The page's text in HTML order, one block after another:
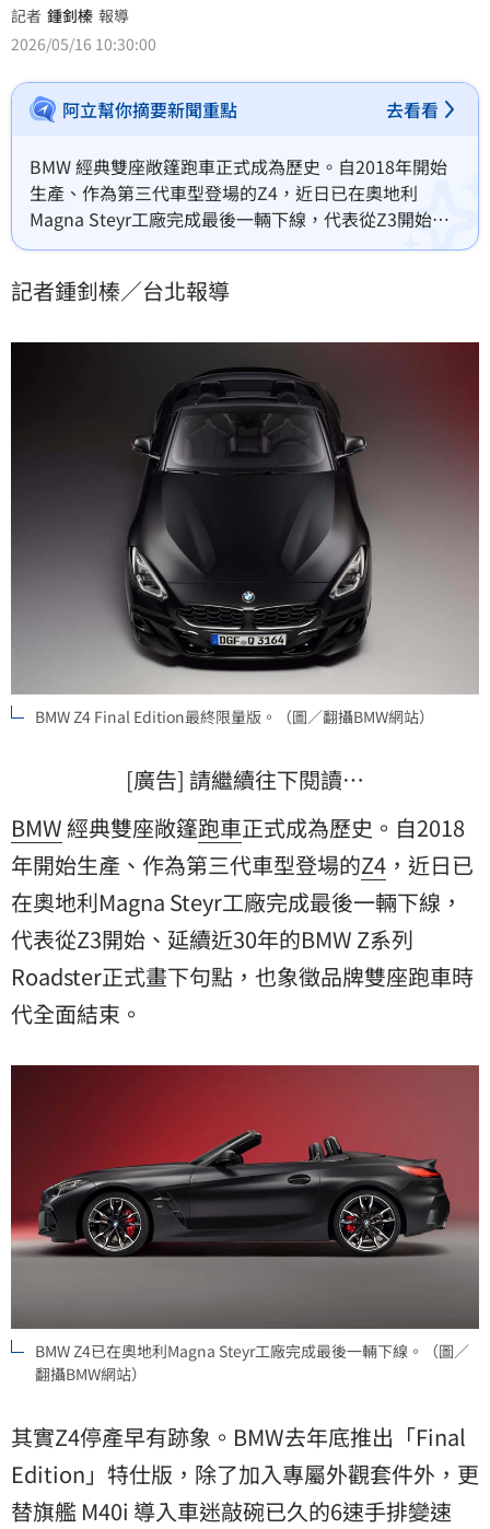
記者 鍾釗榛 報導
2026/05/16 10:30:00
阿立幫你摘要新聞重點 去看看
BMW 經典雙座敞篷跑車正式成為歷史。自2018年開始
生產、作為第三代車型登場的Z4，近日已在奧地利
Magna Steyr工廠完成最後一輛下線，代表從Z3開始、
延續近30年的BMW Z系列Roadster正式畫下句點，也象
記者鍾釗榛／台北報導
BMW Z4 Final Edition最終限量版。（圖／翻攝BMW網站）
[廣告] 請繼續往下閱讀…
BMW經典雙座敞篷跑車正式成為歷史。自2018
年開始生產、作為第三代車型登場的Z4 ，近日已
在奧地利Magna Steyr工廠完成最後一輛下線，
代表從Z3開始、延續近30年的BMW Z系列
Roadster正式畫下句點，也象徵品牌雙座跑車時
代全面結束。
BMW Z4已在奧地利Magna Steyr工廠完成最後一輛下線。（圖／
翻攝BMW網站）
其實Z4停產早有跡象。BMW去年底推出「Final
Edition」特仕版，除了加入專屬外觀套件外，更
替旗艦 M40i 導入車迷敲碗已久的6速手排變速